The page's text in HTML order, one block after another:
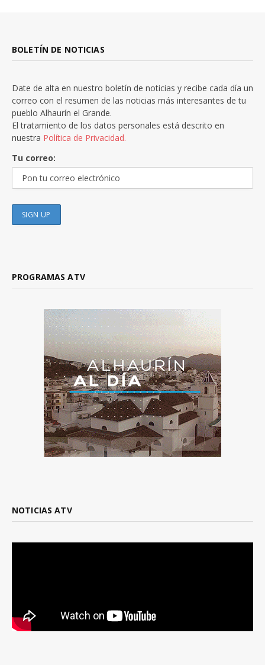
BOLETÍN DE NOTICIAS
Date de alta en nuestro boletín de noticias y recibe cada día un
correo con el resumen de las noticias más interesantes de tu
pueblo Alhaurín el Grande.
El tratamiento de los datos personales está descrito en
nuestra Política de Privacidad.
Tu correo:
PROGRAMAS ATV
NOTICIAS ATV